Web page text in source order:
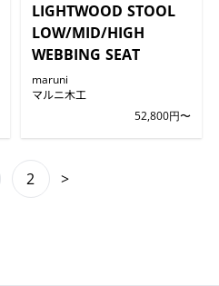
LIGHTWOOD STOOL
LOW/MID/HIGH
WEBBING SEAT
maruni
マルニ木工
52,800円〜
2 >